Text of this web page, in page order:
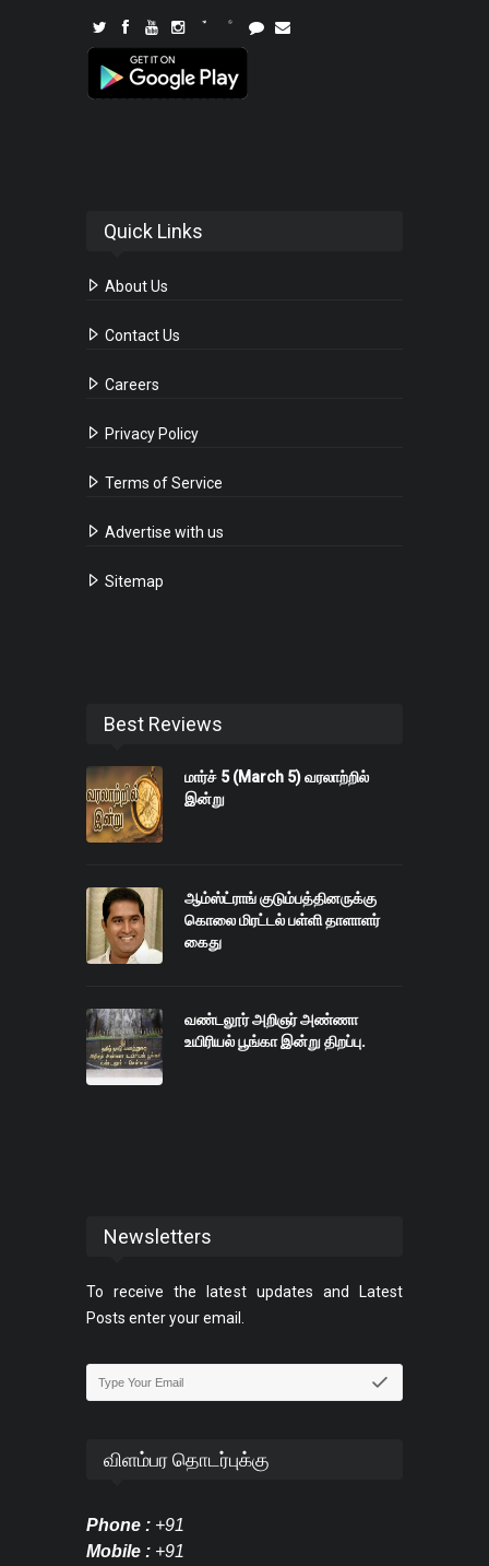
Quick Links
About Us
Contact Us
Careers
Privacy Policy
Terms of Service
Advertise with us
Sitemap
Best Reviews
மார்ச் 5 (March 5) வரலாற்றில்
இன்று
ஆம்ஸ்ட்ராங் குடும்பத்தினருக்கு
கொலை மிரட்டல் பள்ளி தாளாளர்
கைது
வண்டலூர் அறிஞர் அண்ணா
உயிரியல் பூங்கா இன்று திறப்பு.
Newsletters
To receive the latest updates and Latest
Posts enter your email.
விளம்பர தொடர்புக்கு
Phone : +91
Mobile : +91